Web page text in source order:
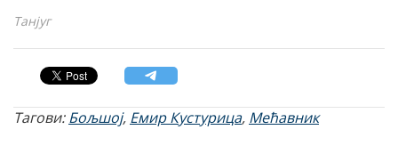
Танјуг
Тагови:Бољшој, Емир Кустурица, Мећавник